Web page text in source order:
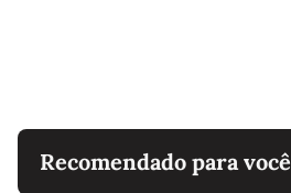
Recomendado para você